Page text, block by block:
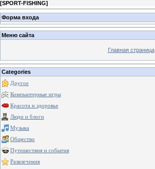
[SPORT-FISHING]
Форма входа
Меню сайта
Главная страница
Categories
Другое
Компьютерные игры
Красота и здоровье
Люди и блоги
Музыка
Общество
Путешествия и события
Развлечения